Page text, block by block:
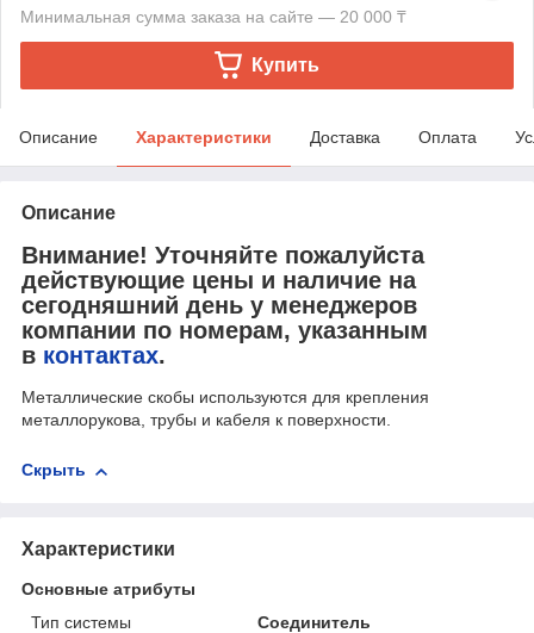
Минимальная сумма заказа на сайте — 20 000 ₸
Купить
Описание Характеристики Доставка Оплата
Описание
Внимание! Уточняйте пожалуйста
действующие цены и наличие на
сегодняшний день у менеджеров
компании по номерам, указанным
в контактах.
Металлические скобы используются для крепления
металлорукова, трубы и кабеля к поверхности.
Скрыть
Характеристики
Основные атрибуты
Тип системы
Соединитель